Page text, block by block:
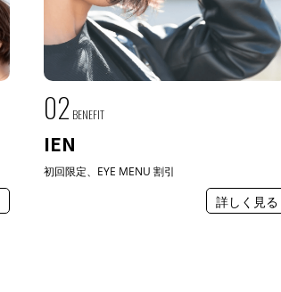
02 BENEFIT
IEN
初回限定、EYE MENU 割引
詳しく見る